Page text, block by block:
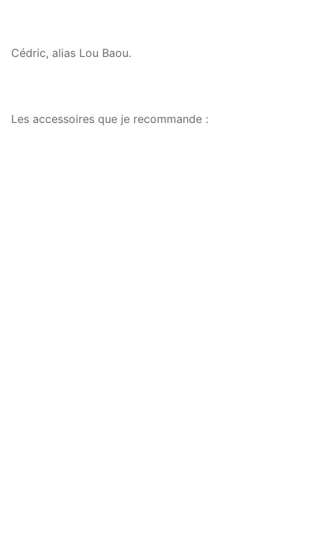
Cédric, alias Lou Baou.
Les accessoires que je recommande :